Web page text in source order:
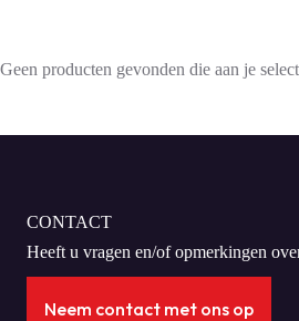
Geen producten gevonden die aan je
CONTACT
Heeft u vragen en/of opmerkingen
Neem contact met ons op